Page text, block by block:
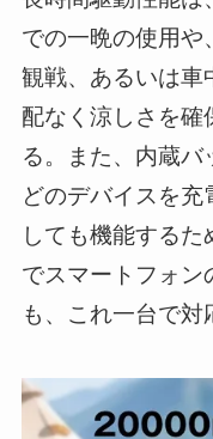
での一晩の使用や
観戦、あるいは車
配なく涼しさを確
る。また、内蔵バ
どのデバイスを充
しても機能する
でスマートフォン
も、これ一台で対